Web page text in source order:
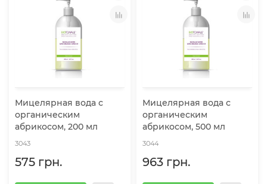
Мицелярная вода с
органическим
абрикосом, 200 мл
3043
575 грн.
Мицелярная вода с
органическим
абрикосом, 500 мл
3044
963 грн.